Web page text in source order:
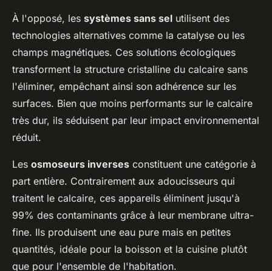
À l'opposé, les systèmes sans sel utilisent des
technologies alternatives comme la catalyse ou les
champs magnétiques. Ces solutions écologiques
transforment la structure cristalline du calcaire sans
l'éliminer, empêchant ainsi son adhérence sur les
surfaces. Bien que moins performants sur le calcaire
très dur, ils séduisent par leur impact environnemental
réduit.
Les osmoseurs inverses constituent une catégorie à
part entière. Contrairement aux adoucisseurs qui
traitent le calcaire, ces appareils éliminent jusqu'à
99% des contaminants grâce à leur membrane ultra-
fine. Ils produisent une eau pure mais en petites
quantités, idéale pour la boisson et la cuisine plutôt
que pour l'ensemble de l'habitation.